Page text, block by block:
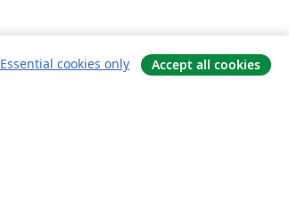
Essential cookies only Accept all cookies